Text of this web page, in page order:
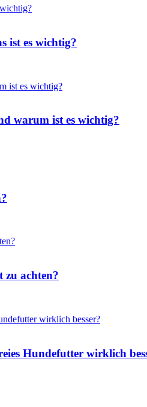
ist es wichtig?
warum ist es wichtig?
achten?
Hundefutter wirklich